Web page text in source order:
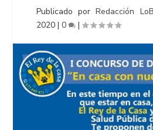
Publicado porRedacción
2020 |0 |